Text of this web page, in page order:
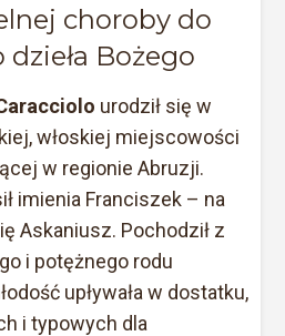
choroby do
Bożego
urodził się w
włoskiej miejscowości
w regionie Abruzji.
imienia Franciszek – na
Askaniusz. Pochodził z
i potężnego rodu
upływała w dostatku,
i typowych dla